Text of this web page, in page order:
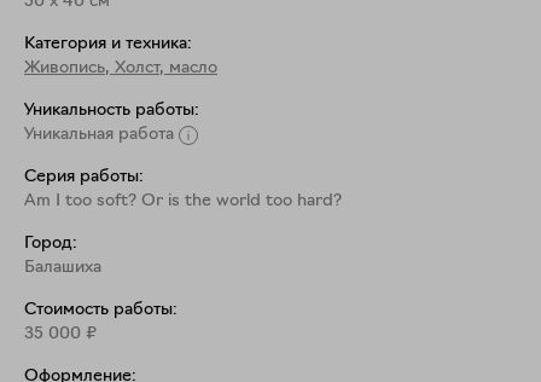
Категория и техника:
Живопись, Холст, масло
Уникальность работы:
Уникальная работа
Серия работы:
Am I too soft? Or is the world too hard?
Город:
Балашиха
Стоимость работы:
35 000 ₽
Оформление: